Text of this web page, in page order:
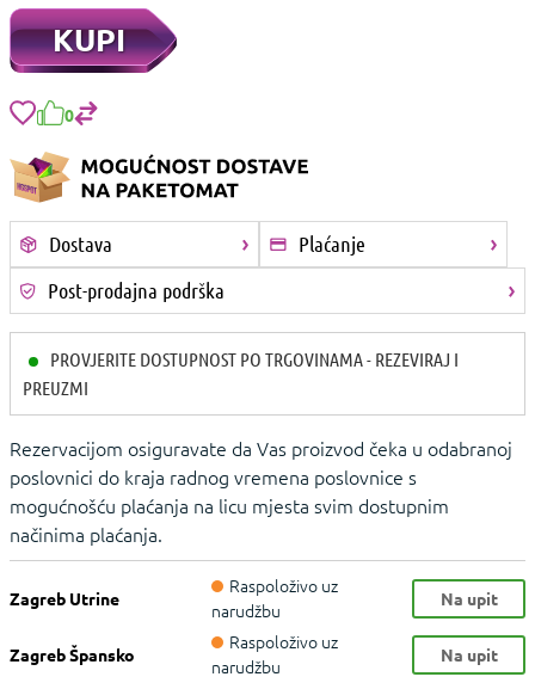
KUPI
0
Dostava
Plaćanje
Post-prodajna podrška
PROVJERITE DOSTUPNOST PO TRGOVINAMA - REZEVIRAJ I
PREUZMI
Rezervacijom osiguravate da Vas proizvod čeka u odabranoj
poslovnici do kraja radnog vremena poslovnice s
mogućnošću plaćanja na licu mjesta svim dostupnim
načinima plaćanja.
Zagreb Utrine
Raspoloživo uz
narudžbu
Na upit
Zagreb Špansko
Raspoloživo uz
narudžbu
Na upit